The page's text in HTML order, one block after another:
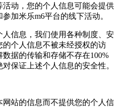
动，您的个人信息可能会提供
加米乐m6平台的线下活动。
信息，我们使用各种制度、安
个人信息不被未经授权的访
据的传输和存储不存在100%
保证上述个人信息的安全性。
站的信息而不提供您的个人信